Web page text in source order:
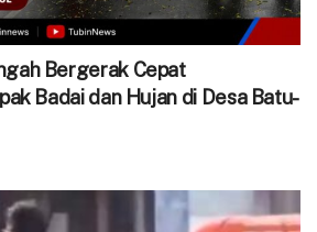
Bergerak Cepat
Badai dan Hujan di Desa Batu-